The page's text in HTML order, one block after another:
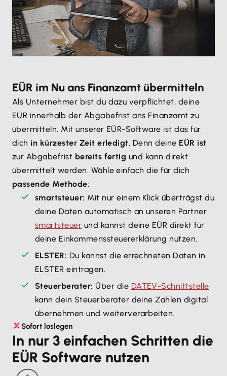
EÜR im Nu ans Finanzamt übermitteln
Als Unternehmer bist du dazu verpflichtet, deine
EÜR innerhalb der Abgabefrist ans Finanzamt zu
übermitteln. Mit unserer EÜR-Software ist das für
dich in kürzester Zeit erledigt. Denn deine EÜR ist
zur Abgabefrist bereits fertig und kann direkt
übermittelt werden. Wähle einfach die für dich
passende Methode:
smartsteuer: Mit nur einem Klick überträgst du
deine Daten automatisch an unseren Partner
smartsteuer und kannst deine EÜR direkt für
deine Einkommenssteuererklärung nutzen.
ELSTER: Du kannst die errechneten Daten in
ELSTER eintragen.
Steuerberater: Über die DATEV-Schnittstelle
kann dein Steuerberater deine Zahlen digital
übernehmen und weiterverarbeiten.
Sofort loslegen
In nur 3 einfachen Schritten die
EÜR Software nutzen